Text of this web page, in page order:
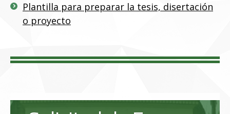
Plantilla para preparar la tesis, disertación
o proyecto